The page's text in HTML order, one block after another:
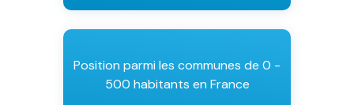
Position parmi les communes de 0 -
500 habitants en France